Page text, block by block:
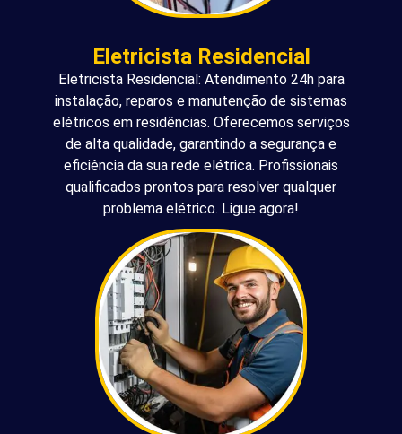
Eletricista Residencial
Eletricista Residencial: Atendimento 24h para
instalação, reparos e manutenção de sistemas
elétricos em residências. Oferecemos serviços
de alta qualidade, garantindo a segurança e
eficiência da sua rede elétrica. Profissionais
qualificados prontos para resolver qualquer
problema elétrico. Ligue agora!